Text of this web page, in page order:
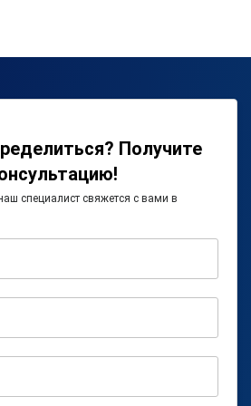
Получите
специалист свяжется с вами в